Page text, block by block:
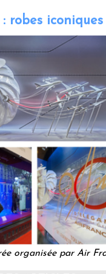
robes
organisée par Air